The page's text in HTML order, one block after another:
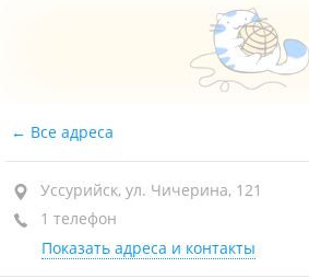
Все адреса
Уссурийск, ул. Чичерина, 121
1 телефон
Показать адреса и контакты